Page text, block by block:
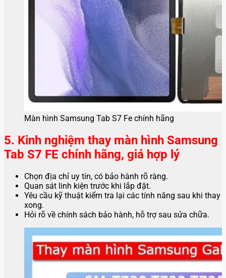
Màn hình Samsung Tab S7 Fe chính hãng
5. Kinh nghiệm thay màn hình Samsung
Tab S7 FE chính hãng, giá hợp lý
Chọn địa chỉ uy tín, có bảo hành rõ ràng.
Quan sát linh kiện trước khi lắp đặt.
Yêu cầu kỹ thuật kiểm tra lại các tính năng sau khi thay
xong.
Hỏi rõ về chính sách bảo hành, hỗ trợ sau sửa chữa.